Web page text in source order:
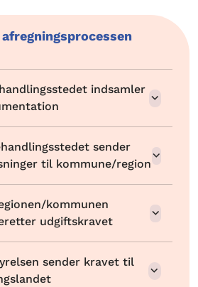
indsamler
sender
til kommune/region
kommunen
udgiftskravet
sender kravet til